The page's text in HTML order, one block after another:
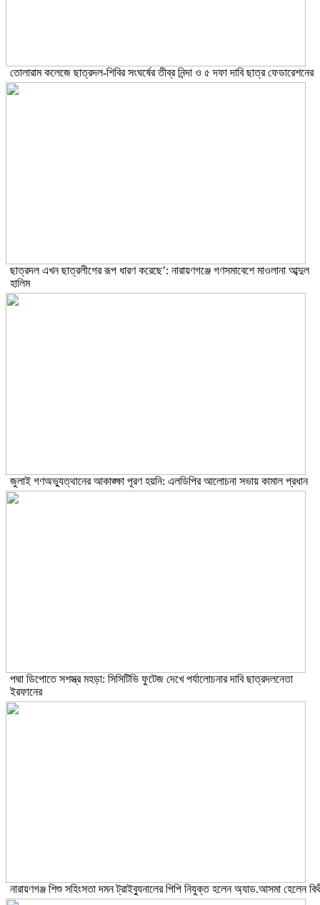
তোলারাম কলেজে ছাত্রদল-শিবির সংঘর্ষের তীব্র নিন্দা ও ৫ দফা দাবি ছাত্র ফেডারেশনের
ছাত্রদল এখন ছাত্রলীগের রূপ ধারণ করেছে’: নারায়ণগঞ্জে গণসমাবেশে মাওলানা আব্দুল
হালিম
জুলাই গণঅভ্যুত্থানের আকাঙ্ক্ষা পূরণ হয়নি: এলডিপির আলোচনা সভায় কামাল প্রধান
পদ্মা ডিপোতে সশস্ত্র মহড়া: সিসিটিভি ফুটেজ দেখে পর্যালোচনার দাবি ছাত্রদলনেতা
ইরফানের
নারায়ণগঞ্জ শিশু সহিংসতা দমন ট্রাইব্যুনালের পিপি নিযুক্ত হলেন অ্যাড.আসমা হেলেন